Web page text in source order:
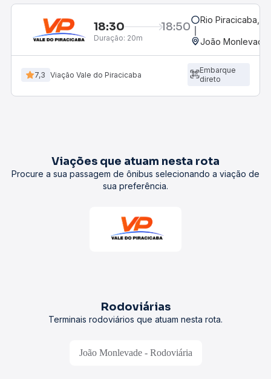
18:30 18:50
Duração: 20m
Rio Piracicaba,
João
7,3 Viação Vale do Piracicaba
Embarque
direto
Viações que atuam nesta rota
Procure a sua passagem de ônibus selecionando a viação de
sua preferência.
Rodoviárias
Terminais rodoviários que atuam nesta rota.
João Monlevade - Rodoviária